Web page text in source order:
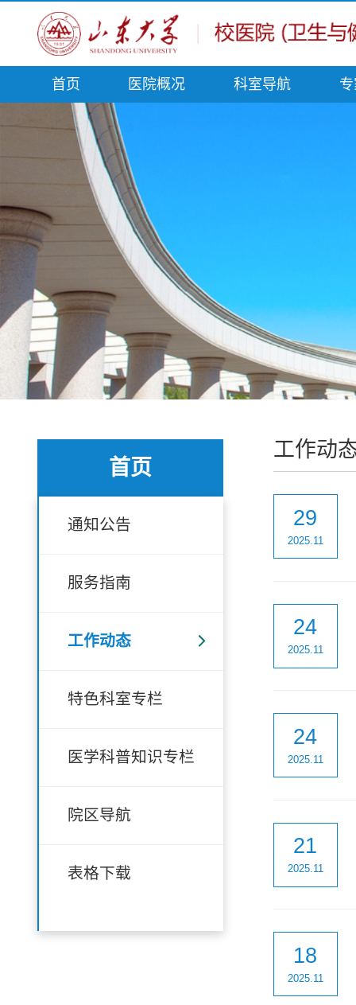
首页 医院概况 科室导航
首页
通知公告
服务指南
工作动态
特色科室专栏
医学科普知识专栏
院区导航
表格下载
工作动
29
2025.11
24
2025.11
24
2025.11
21
2025.11
18
2025.11